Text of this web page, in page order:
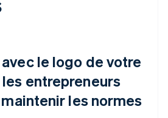
le logo de votre
entrepreneurs
les normes